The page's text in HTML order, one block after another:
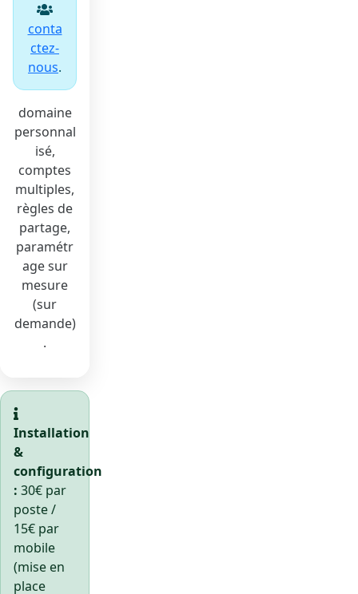
conta
ctez-
nous.
domaine
personnal
isé,
comptes
multiples,
règles de
partage,
paramétr
age sur
mesure
(sur
demande)
.
Installation
&
configuration
: 30€ par
poste /
15€ par
mobile
(mise en
place